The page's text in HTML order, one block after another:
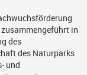
in
des
des Naturparks
und